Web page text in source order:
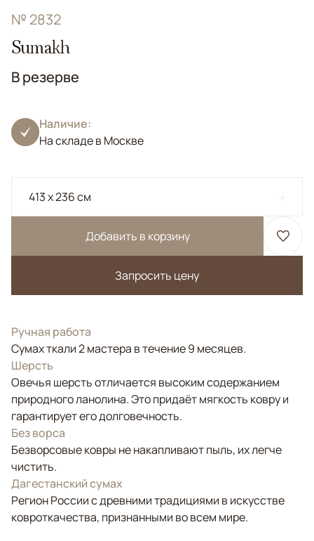
№ 2832
Sumakh
В резерве
Наличие:
На складе в Москве
413 x 236 см
Добавить в корзину
Запросить цену
Ручная работа
Сумах ткали 2 мастера в течение 9 месяцев.
Шерсть
Овечья шерсть отличается высоким содержанием
природного ланолина. Это придаёт мягкость ковру и
гарантирует его долговечность.
Без ворса
Безворсовые ковры не накапливают пыль, их легче
чистить.
Дагестанский сумах
Регион России с древними традициями в искусстве
ковроткачества, признанными во всем мире.